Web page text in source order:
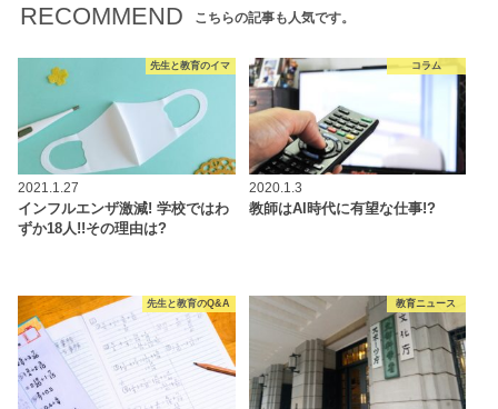
RECOMMEND こちらの記事も人気です。
先生と教育のイマ
2021.1.27
インフルエンザ激減! 学校ではわ
ずか18人!!その理由は?
コラム
2020.1.3
教師はAI時代に有望な仕事!?
先生と教育のQ&A 教育ニュース